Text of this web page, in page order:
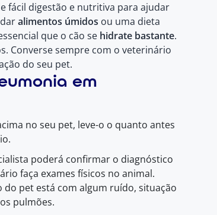
fácil digestão e nutritiva para ajudar
alimentos úmidos ou uma dieta
que o cão se hidrate bastante.
Converse sempre com o veterinário
do seu pet.
em
no seu pet, leve-o o quanto antes
poderá confirmar o diagnóstico
faça exames físicos no animal.
pet está com algum ruído, situação
pulmões.